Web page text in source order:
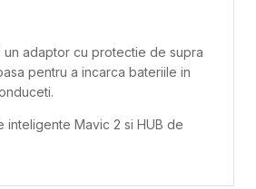
un adaptor cu protectie de supra
pentru a incarca bateriile in
inteligente Mavic 2 si HUB de